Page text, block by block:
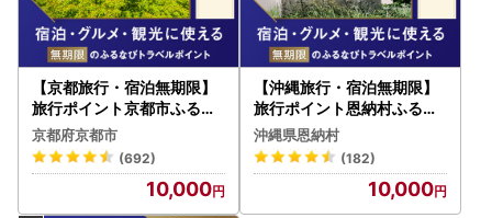
【京都旅行・宿泊無期限】
旅行ポイント京都市ふるな
びトラベルポイント
京都府京都市
(692)
10,000
【沖縄旅行・宿泊無期限】
旅行ポイント恩納村ふるな
びトラベルポイント
沖縄県恩納村
(182)
10,000